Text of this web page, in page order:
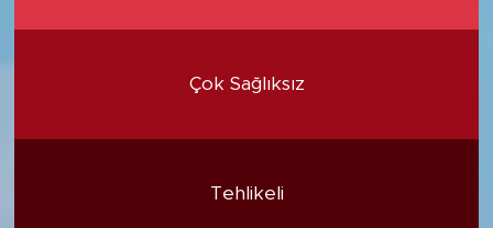
Çok Sağlıksız
Tehlikeli